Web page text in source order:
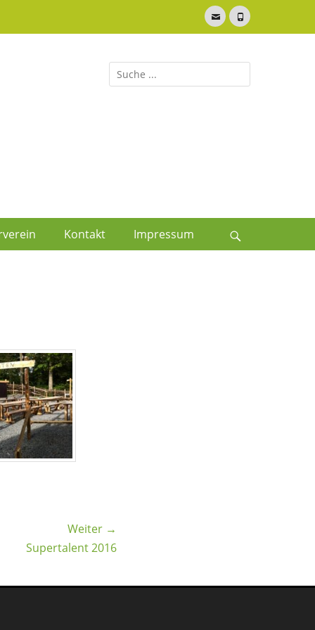
E-
Telefon
Suche
nach:
Kontakt Impressum
Weiter →
Supertalent 2016